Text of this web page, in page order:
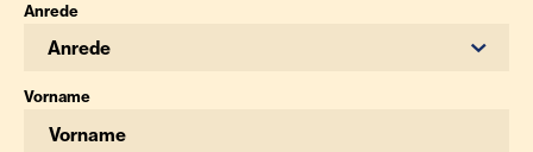
Anrede
Anrede
Vorname